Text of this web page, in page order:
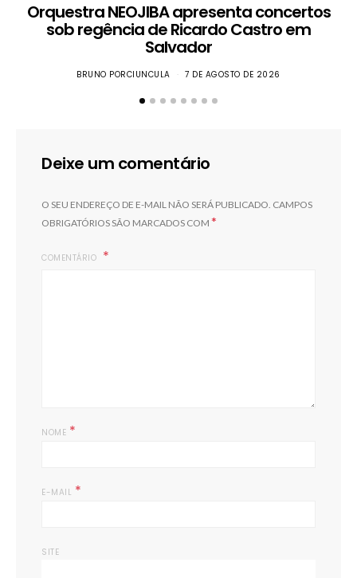
Orquestra NEOJIBA apresenta concertos
sob regência de Ricardo Castro em
Salvador
BRUNO PORCIUNCULA 7 DE AGOSTO DE 2026
Deixe um comentário
O SEU ENDEREÇO DE E-MAIL NÃO SERÁ PUBLICADO. CAMPOS
OBRIGATÓRIOS SÃO MARCADOS COM *
COMENTÁRIO
NOME *
E-MAIL *
SITE